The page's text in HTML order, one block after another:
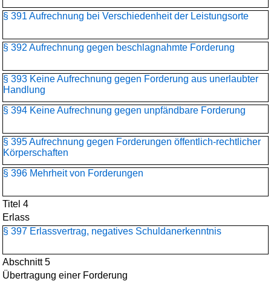
§ 391 Aufrechnung bei Verschiedenheit der Leistungsorte
§ 392 Aufrechnung gegen beschlagnahmte Forderung
§ 393 Keine Aufrechnung gegen Forderung aus unerlaubter
Handlung
§ 394 Keine Aufrechnung gegen unpfändbare Forderung
§ 395 Aufrechnung gegen Forderungen öffentlich-rechtlicher
Körperschaften
§ 396 Mehrheit von Forderungen
Titel 4
Erlass
§ 397 Erlassvertrag, negatives Schuldanerkenntnis
Abschnitt 5
Übertragung einer Forderung